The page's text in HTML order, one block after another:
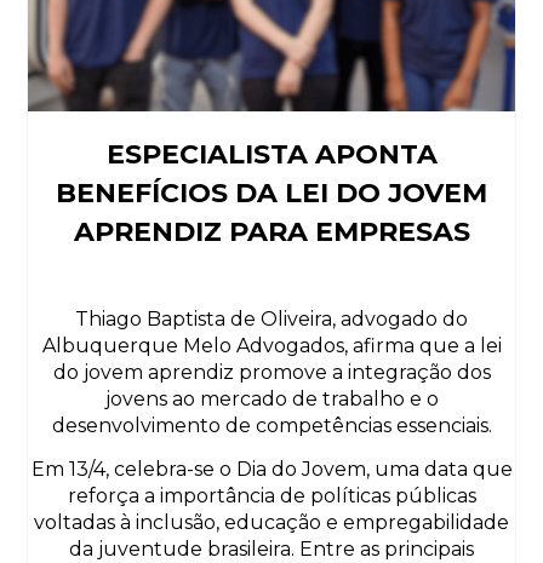
ESPECIALISTA APONTA
BENEFÍCIOS DA LEI DO JOVEM
APRENDIZ PARA EMPRESAS
Thiago Baptista de Oliveira, advogado do
Albuquerque Melo Advogados, afirma que a lei
do jovem aprendiz promove a integração dos
jovens ao mercado de trabalho e o
desenvolvimento de competências essenciais.
Em 13/4, celebra-se o Dia do Jovem, uma data que
reforça a importância de políticas públicas
voltadas à inclusão, educação e empregabilidade
da juventude brasileira. Entre as principais